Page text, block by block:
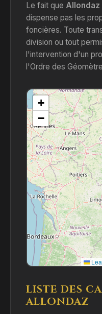
Le fait que Allondaz
dispense pas les
foncières. Toute
division ou tout
l'intervention d'un
l'Ordre des
+
−
LISTE DES
ALLONDAZ